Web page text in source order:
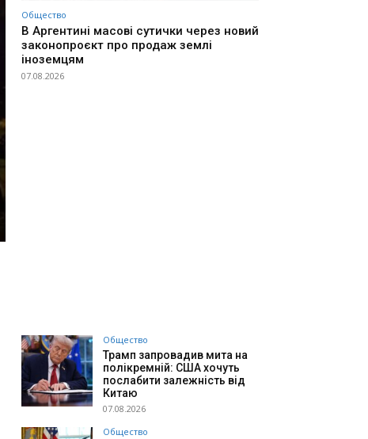
Общество
В Аргентині масові сутички через новий
законопроєкт про продаж землі
іноземцям
07.08.2026
Общество
Трамп запровадив мита на
полікремній: США хочуть
послабити залежність від
Китаю
07.08.2026
Общество